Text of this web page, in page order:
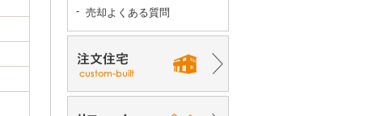
売却よくある質問